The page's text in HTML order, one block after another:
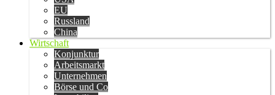
EU
Russland
China
Wirtschaft
Konjunktur
Arbeitsmarkt
Unternehmen
Börse und Co